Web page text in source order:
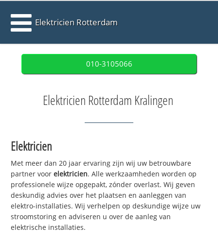
Elektricien Rotterdam
010-3105066
Elektricien Rotterdam Kralingen
Elektricien
Met meer dan 20 jaar ervaring zijn wij uw betrouwbare
partner voorelektricien. Alle werkzaamheden worden op
professionele wijze opgepakt, zónder overlast. Wij geven
deskundig advies over het plaatsen en aanleggen van
elektro-installaties. Wij verhelpen op deskundige wijze uw
stroomstoring en adviseren u over de aanleg van
elektrische installaties.